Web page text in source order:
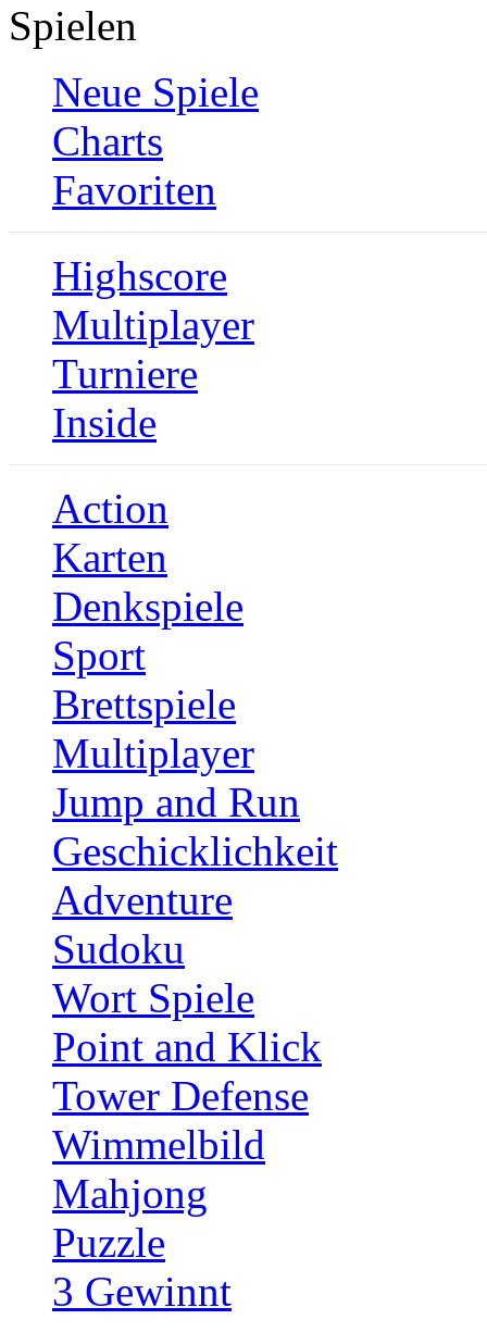
Spielen
Neue Spiele
Charts
Favoriten
Highscore
Multiplayer
Turniere
Inside
Action
Karten
Denkspiele
Sport
Brettspiele
Multiplayer
Jump and Run
Geschicklichkeit
Adventure
Sudoku
Wort Spiele
Point and Klick
Tower Defense
Wimmelbild
Mahjong
Puzzle
3 Gewinnt